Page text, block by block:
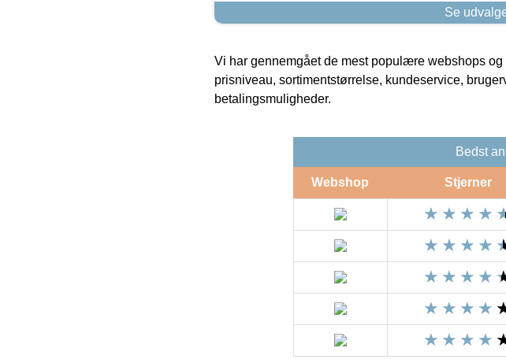
Se
Vi har gennemgået de mest populære webshops
prisniveau, sortimentstørrelse, kundeservice,
betalingsmuligheder.
Bedst
Webshop Stjerner